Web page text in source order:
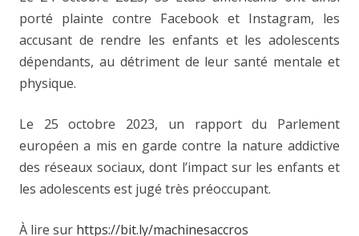
porté plainte contre Facebook et Instagram, les
accusant de rendre les enfants et les adolescents
dépendants, au détriment de leur santé mentale et
physique.
Le 25 octobre 2023, un rapport du Parlement
européen a mis en garde contre la nature addictive
des réseaux sociaux, dont l’impact sur les enfants et
les adolescents est jugé très préoccupant.
À lire sur https://bit.ly/machinesaccros